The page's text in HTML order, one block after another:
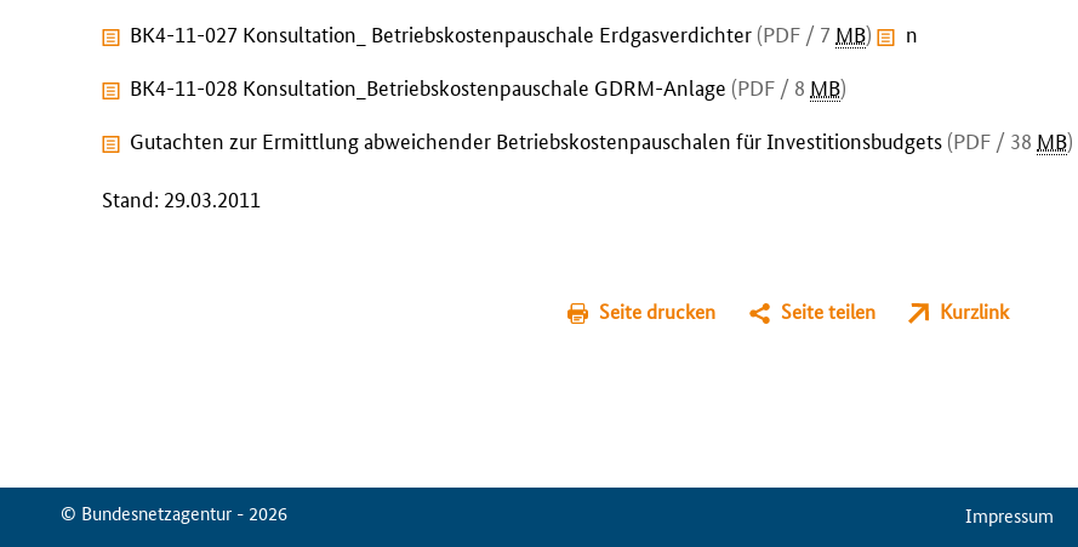
BK4-11-027 Konsultation_ Betriebskostenpauschale Erdgasverdichter (PDF / 7 MB)
n
BK4-11-028 Konsultation_Betriebskostenpauschale GDRM-Anlage (PDF / 8 MB)
Gutachten zur Ermittlung abweichender Betriebskostenpauschalen für Investitionsbudgets (PDF / 38 MB)
Stand: 29.03.2011
Seite drucken Seite teilen Kurzlink
© Bundesnetzagentur - 2026 ServiceMenuImpressum